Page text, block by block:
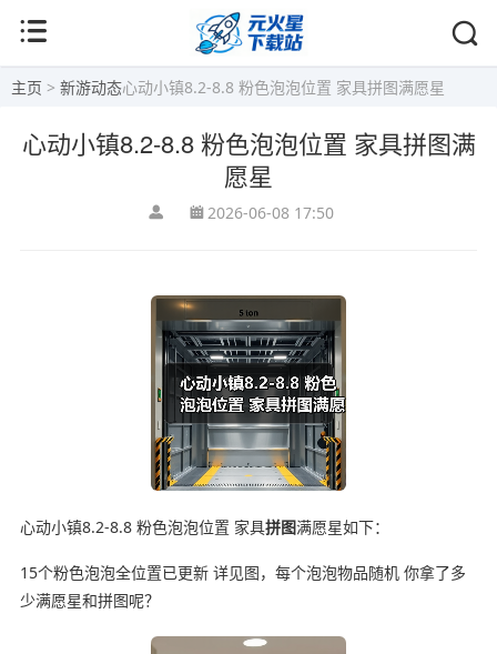
主页 > 新游动态心动小镇8.2-8.8 粉色泡泡位置 家具拼图满愿星
心动小镇8.2-8.8 粉色泡泡位置 家具拼图满
愿星
2026-06-08 17:50
心动小镇8.2-8.8 粉色泡泡位置 家具拼图满愿星如下：
15个粉色泡泡全位置已更新 详见图，每个泡泡物品随机 你拿了多
少满愿星和拼图呢？